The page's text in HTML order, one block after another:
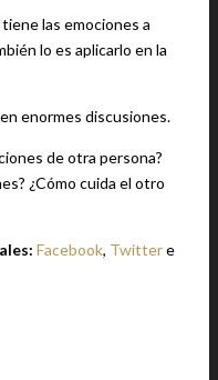
las emociones a
lo es aplicarlo en la
enormes discusiones.
de otra persona?
¿Cómo cuida el otro
Facebook, Twittere